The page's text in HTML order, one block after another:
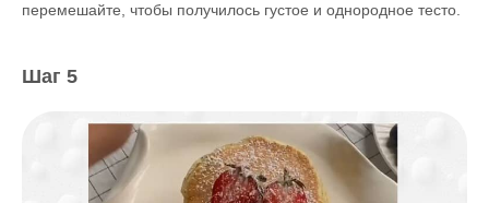
перемешайте, чтобы получилось густое и однородное тесто.
Шаг 5